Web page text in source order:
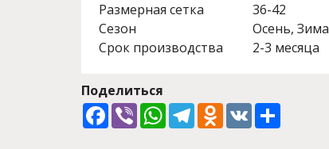
Размерная сетка
36-42
Сезон
Осень, Зима
Срок производства
2-3 месяца
Поделиться
Facebook
ViberWhatsApp
TelegramOdnoklassniki
VK